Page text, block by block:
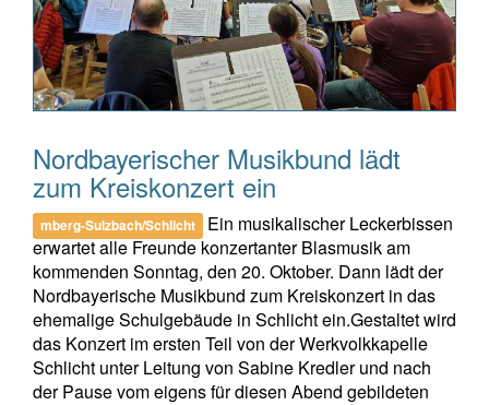
Nordbayerischer Musikbund lädt
zum Kreiskonzert ein
mberg-Sulzbach/Schlicht
Ein musikalischer Leckerbissen
erwartet alle Freunde konzertanter Blasmusik am
kommenden Sonntag, den 20. Oktober. Dann lädt der
Nordbayerische Musikbund zum Kreiskonzert in das
ehemalige Schulgebäude in Schlicht ein.Gestaltet wird
das Konzert im ersten Teil von der Werkvolkkapelle
Schlicht unter Leitung von Sabine Kredler und nach
der Pause vom eigens für diesen Abend gebildeten